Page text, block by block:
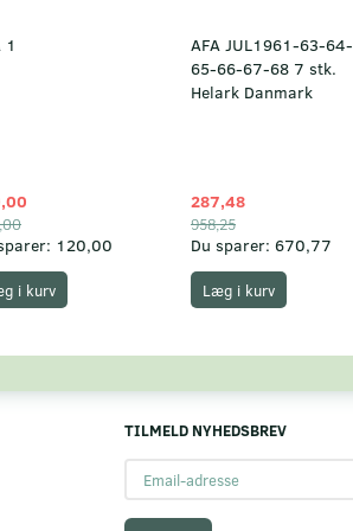
1
120,00
i kurv
AFA JUL1961-63-64-
65-66-67-68 7 stk.
Helark Danmark
287,48
958,25
Du sparer: 670,77
Læg i kurv
TILMELD NYHEDSBREV
adresse